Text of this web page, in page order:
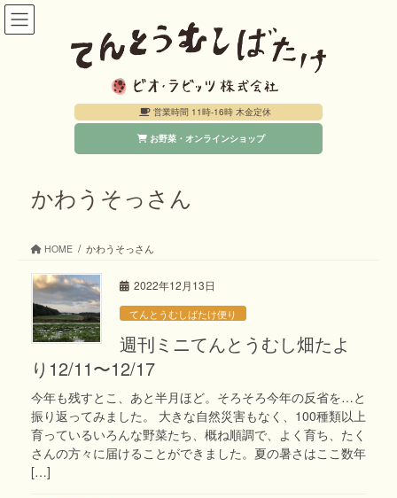
コ
ナ
営業時間 11時-16時 木金定休
お野菜・オンラインショップ
かわうそっさん
HOME かわうそっさん
2022年12月13日
てんとうむしばたけ便り
週刊ミニてんとうむし畑たよ
り12/11〜12/17
今年も残すとこ、あと半月ほど。そろそろ今年の反省を…と
振り返ってみました。 大きな自然災害もなく、100種類以上
育っているいろんな野菜たち、概ね順調で、よく育ち、たく
さんの方々に届けることができました。夏の暑さはここ数年
[…]